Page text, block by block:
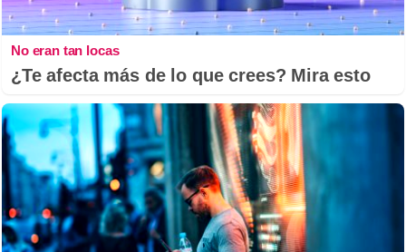
No eran tan locas
¿Te afecta más de lo que crees? Mira esto